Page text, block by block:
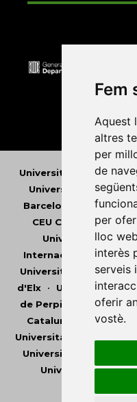
Fem
Aquest
altres
per
de
per
lloc web
interès
serveis
oferir
vostè.
Universitat Abat Oliba
Universitat d'Andorra
Barcelona
CEU Cardenal
Universitat de les
Internacional de
Universitat de Lleida•
d'Elx• Universitat
de Perpinyà Via
Catalunya
Universitat Pompeu
Universitat Rovira i
Universitat de
Universitat